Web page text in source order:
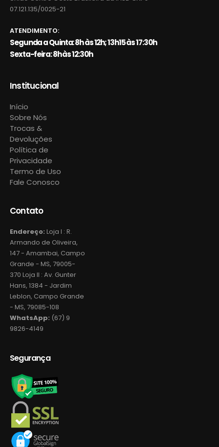
07.121.135/0025-21
ATENDIMENTO:
Segunda a Quinta: 8h às 12h; 13h15 às 17:30h
Sexta-feira: 8h às 12:30h
Institucional
Início
Sobre Nós
Trocas &
Devoluções
Política de
Privacidade
Termo de Uso
Fale Conosco
Contato
Endereço: Loja I : R.
Armando de Oliveira,
147 - Amambai, Campo
Grande - MS, 79005-
370 Loja II : Av. Gunter
Hans, 1384 - Jardim
Leblon, Campo Grande
- MS, 79085-108
WhatsApp: (67) 9
9826-4149
Segurança